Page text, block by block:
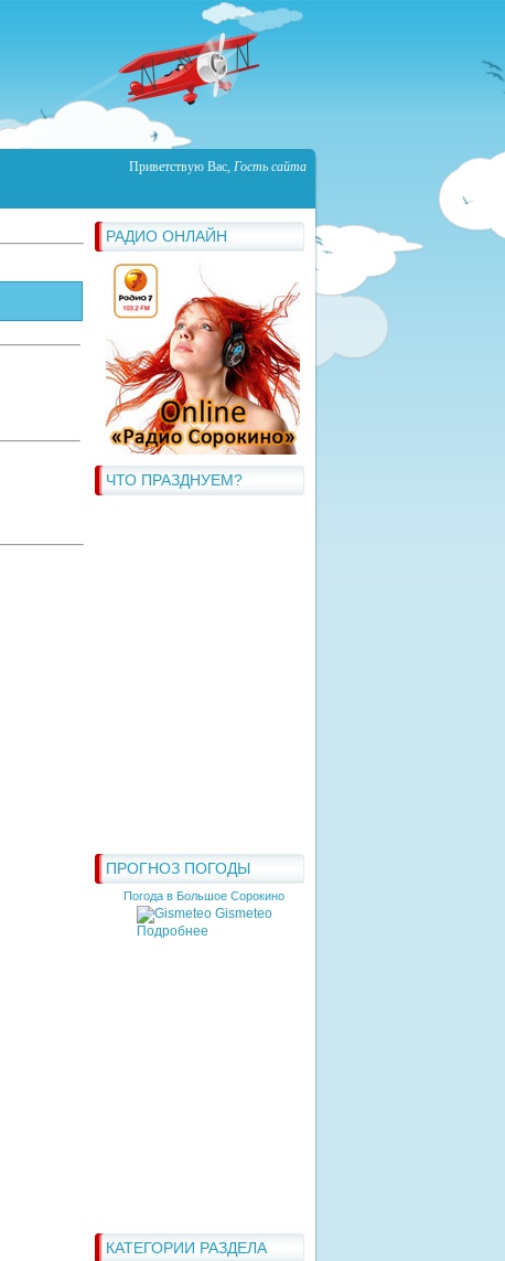
Приветствую Вас, Гость сайта
РАДИО ОНЛАЙН
ЧТО ПРАЗДНУЕМ?
ПРОГНОЗ ПОГОДЫ
Погода в Большое Сорокино
Gismeteo
Подробнее
КАТЕГОРИИ РАЗДЕЛА